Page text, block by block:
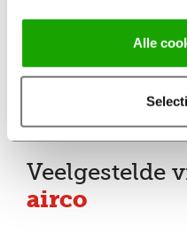
Alle
prijsopgave
Veelgestelde
airco